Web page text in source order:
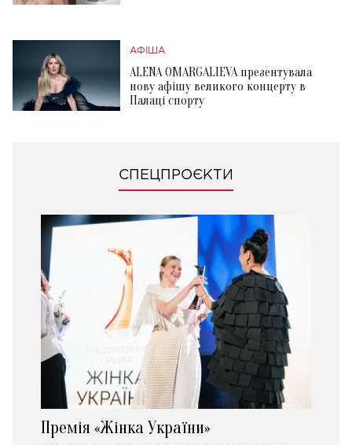
АФІША
ALENA OMARGALIEVA презентувала
нову афішу великого концерту в
Палаці спорту
СПЕЦПРОЄКТИ
Премія «Жінка України»